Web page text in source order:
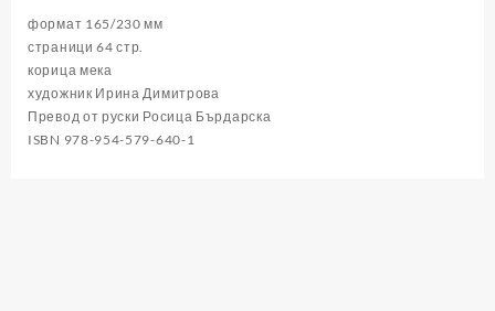
формат 165/230 мм
страници 64 стр.
корица мека
художник Ирина Димитрова
Превод от руски Росица Бърдарска
ISBN 978-954-579-640-1